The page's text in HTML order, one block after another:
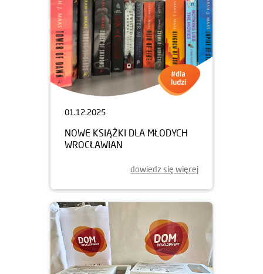
01.12.2025
NOWE KSIĄŻKI DLA MŁODYCH
WROCŁAWIAN
dowiedz się więcej